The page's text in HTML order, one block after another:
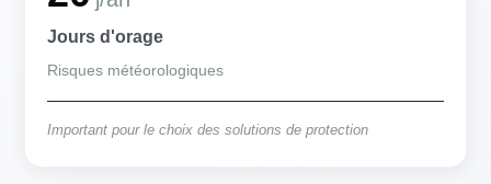
Jours d'orage
Risques météorologiques
Important pour le choix des solutions de protection